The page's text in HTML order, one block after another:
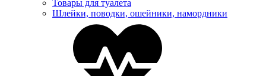
Товары для туалета
Шлейки, поводки, ошейники, намордники